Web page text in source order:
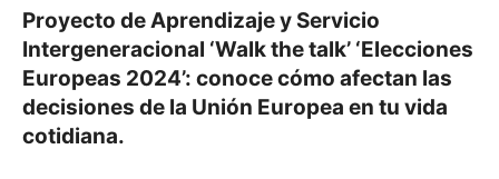
Proyecto de Aprendizaje y Servicio
Intergeneracional ‘Walk the talk’ ‘Elecciones
Europeas 2024’: conoce cómo afectan las
decisiones de la Unión Europea en tu vida
cotidiana.